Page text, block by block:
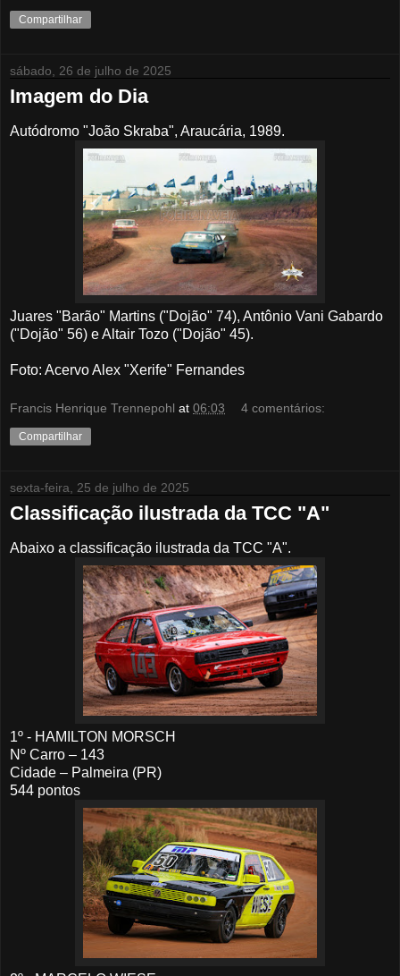
Compartilhar
sábado, 26 de julho de 2025
Imagem do Dia
Autódromo "João Skraba", Araucária, 1989.
Juares "Barão" Martins ("Dojão" 74), Antônio Vani Gabardo
("Dojão" 56) e Altair Tozo ("Dojão" 45).
Foto: Acervo Alex "Xerife" Fernandes
Francis Henrique Trennepohl at 06:03 4 comentários:
Compartilhar
sexta-feira, 25 de julho de 2025
Classificação ilustrada da TCC "A"
Abaixo a classificação ilustrada da TCC "A".
1º - HAMILTON MORSCH
Nº Carro – 143
Cidade – Palmeira (PR)
544 pontos